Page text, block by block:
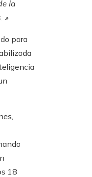
la
»
para
18